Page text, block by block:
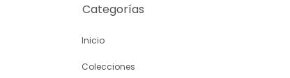
Categorías
Inicio
Colecciones